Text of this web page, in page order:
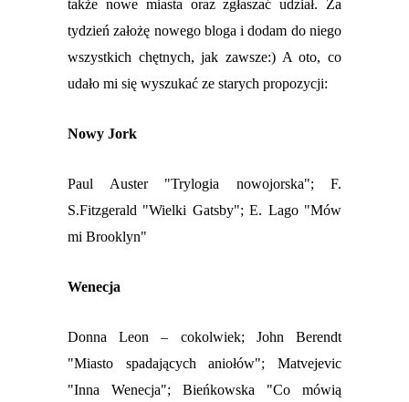
także nowe miasta oraz zgłaszaćudział. Za
tydzień założę nowego bloga i dodam do niego
wszystkich chętnych, jak zawsze:) A oto, co
udało mi się wyszukać ze starych propozycji:
Nowy Jork
Paul Auster "Trylogia nowojorska"; F.
S.Fitzgerald "Wielki Gatsby";E. Lago "Mów
mi Brooklyn"
Wenecja
Donna Leon – cokolwiek; John Berendt
"Miasto spadających aniołów"; Matvejevic
"Inna Wenecja"; Bieńkowska "Co mówią